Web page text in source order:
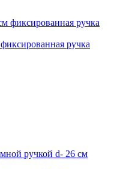
ручка